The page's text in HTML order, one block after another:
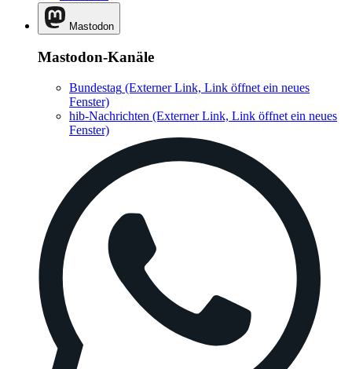
Mastodon
Mastodon-Kanäle
Bundestag (Externer Link, Link öffnet ein neues
Fenster)
hib-Nachrichten (Externer Link, Link öffnet ein neues
Fenster)